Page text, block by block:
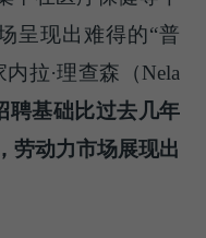
呈现出难得的“普
拉·理查森（Nela
聘基础比过去几年
劳动力市场展现出